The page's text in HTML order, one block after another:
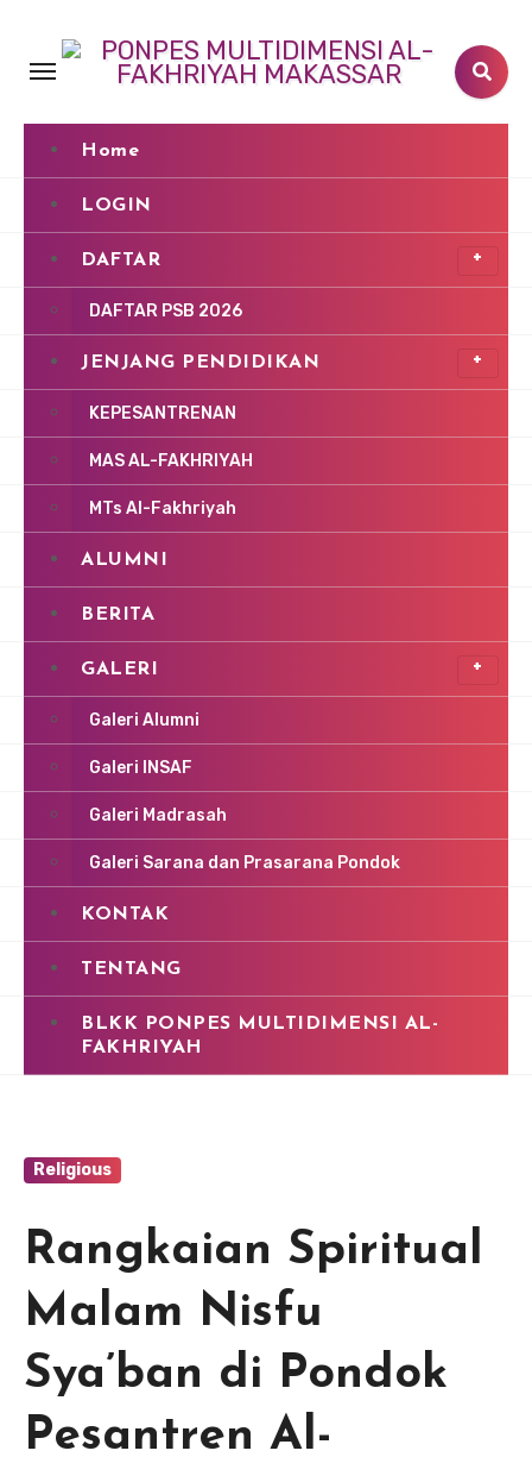
konten
Home
LOGIN
DAFTAR
DAFTAR PSB 2026
JENJANG PENDIDIKAN
KEPESANTRENAN
MAS AL-FAKHRIYAH
MTs Al-Fakhriyah
ALUMNI
BERITA
GALERI
Galeri Alumni
Galeri INSAF
Galeri Madrasah
Galeri Sarana dan Prasarana Pondok
KONTAK
TENTANG
BLKK PONPES MULTIDIMENSI AL-
FAKHRIYAH
Religious
Rangkaian Spiritual
Malam Nisfu
Sya’ban di Pondok
Pesantren Al-